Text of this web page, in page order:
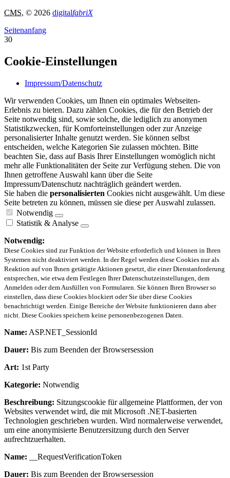
CMS, © 2026 digitalfabriX
Seitenanfang
30
Cookie-Einstellungen
Impressum/Datenschutz
Wir verwenden Cookies, um Ihnen ein optimales Webseiten-
Erlebnis zu bieten. Dazu zählen Cookies, die für den Betrieb der
Seite notwendig sind, sowie solche, die lediglich zu anonymen
Statistikzwecken, für Komforteinstellungen oder zur Anzeige
personalisierter Inhalte genutzt werden. Sie können selbst
entscheiden, welche Kategorien Sie zulassen möchten. Bitte
beachten Sie, dass auf Basis Ihrer Einstellungen womöglich nicht
mehr alle Funktionalitäten der Seite zur Verfügung stehen. Die von
Ihnen getroffene Auswahl kann über die Seite
Impressum/Datenschutz nachträglich geändert werden.
Sie haben die personalisierten Cookies nicht ausgewählt. Um diese
Seite betreten zu können, müssen sie diese per Auswahl zulassen.
Notwendig
Statistik & Analyse
Notwendig:
Diese Cookies sind zur Funktion der Website erforderlich und können in Ihren
Systemen nicht deaktiviert werden. In der Regel werden diese Cookies nur als
Reaktion auf von Ihnen getätigte Aktionen gesetzt, die einer Dienstanforderung
entsprechen, wie etwa dem Festlegen Ihrer Datenschutzeinstellungen, dem
Anmelden oder dem Ausfüllen von Formularen. Sie können Ihren Browser so
einstellen, dass diese Cookies blockiert oder Sie über diese Cookies
benachrichtigt werden. Einige Bereiche der Website funktionieren dann aber
nicht. Diese Cookies speichern keine personenbezogenen Daten.
Name: ASP.NET_SessionId
Dauer: Bis zum Beenden der Browsersession
Art: 1st Party
Kategorie: Notwendig
Beschreibung: Sitzungscookie für allgemeine Plattformen, der von
Websites verwendet wird, die mit Microsoft .NET-basierten
Technologien geschrieben wurden. Wird normalerweise verwendet,
um eine anonymisierte Benutzersitzung durch den Server
aufrechtzuerhalten.
Name: __RequestVerificationToken
Dauer: Bis zum Beenden der Browsersession